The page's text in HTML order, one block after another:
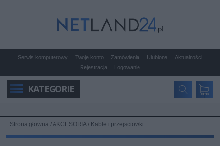
Serwis komputerowy Twoje konto Zamówienia Ulubione
Aktualności
Rejestracja
Logowanie
KATEGORIE
Strona główna /AKCESORIA/ Kable i przejściówki